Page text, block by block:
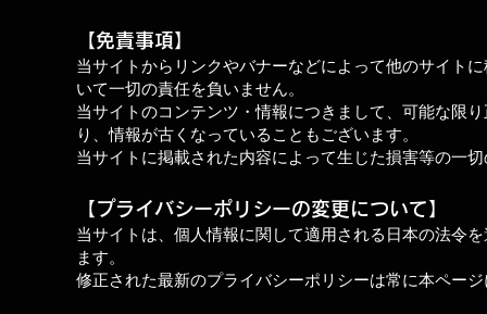
【免責事項】
当サイトからリンクやバナーなどによって他のサイト
いて一切の責任を負いません。
当サイトのコンテンツ・情報につきまして、可能な限
り、情報が古くなっていることもございます。
当サイトに掲載された内容によって生じた損害等の一
【プライバシーポリシーの変更について】
当サイトは、個人情報に関して適用される日本の法令
ます。
修正された最新のプライバシーポリシーは常に本ペー